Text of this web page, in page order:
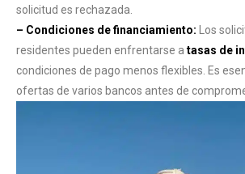
solicitud es rechazada.
– Condiciones de financiamiento: Los
residentes pueden enfrentarse a tasas de
condiciones de pago menos flexibles. Es
ofertas de varios bancos antes de